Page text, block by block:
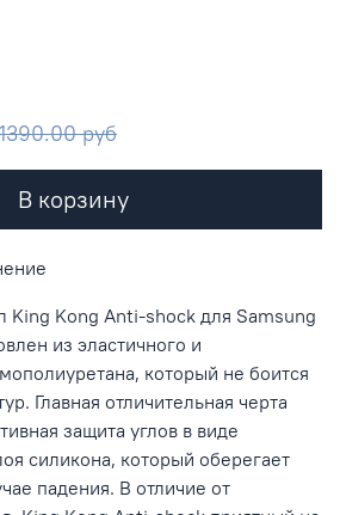
1390.00 руб
В корзину
King Kong Anti-shock для Samsung
из эластичного и
который не боится
Главная отличительная черта
защита углов в виде
силикона, который оберегает
падения. В отличие от